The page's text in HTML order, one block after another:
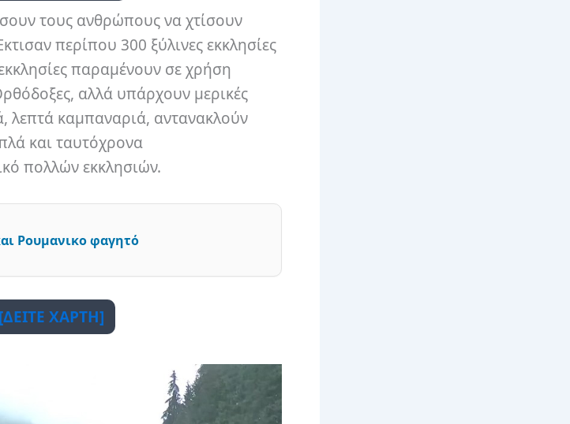
τους ανθρώπους να χτίσουν
περίπου 300 ξύλινες εκκλησίες
παραμένουν σε χρήση
αλλά υπάρχουν μερικές
λεπτά καμπαναριά, αντανακλούν
και ταυτόχρονα
πολλών εκκλησιών.
Ρουμανικο φαγητό
[ΔΕΙΤΕ ΧΑΡΤΗ]